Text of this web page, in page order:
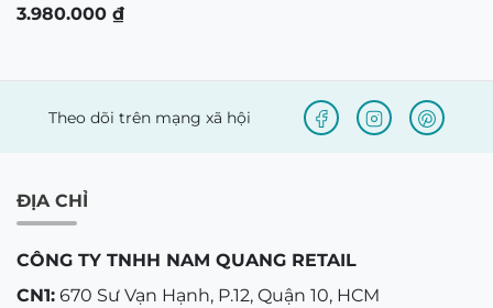
3.980.000 ₫
Theo dõi trên mạng xã hội
ĐỊA CHỈ
CÔNG TY TNHH NAM QUANG RETAIL
CN1: 670 Sư Vạn Hạnh, P.12, Quận 10, HCM